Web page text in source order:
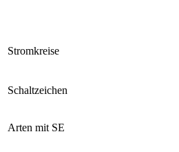
Stromkreise
Schaltzeichen
Arten mit SE